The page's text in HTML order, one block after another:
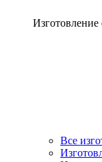
Изготовление
Все